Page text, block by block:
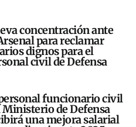
concentración ante
para reclamar
dignos para el
civil de Defensa
funcionario civil
Ministerio de Defensa
una mejora salarial